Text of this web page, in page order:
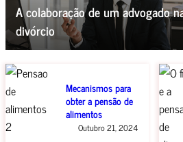
A colaboração de um advogado
divórcio
Mecanismos para
obter a pensão de
alimentos
Outubro 21, 2024